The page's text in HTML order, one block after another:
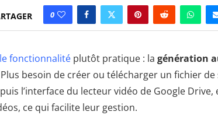
0
fonctionnalité plutôt pratique : la génération
besoin de créer ou télécharger un fichier
l’interface du lecteur vidéo de Google
ce qui facilite leur gestion.